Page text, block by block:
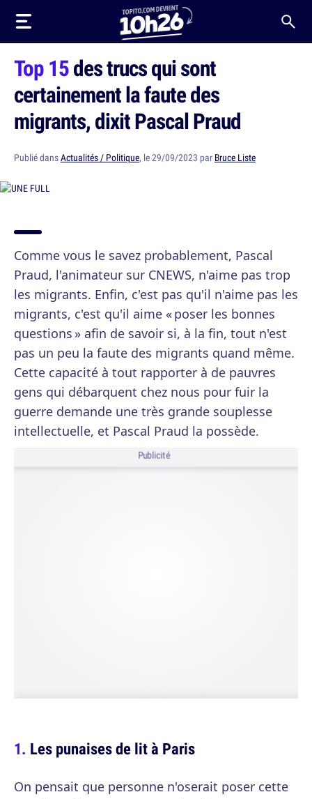
Top 15des trucs qui sont
certainement la faute des
migrants, dixit Pascal Praud
Publié dansActualités / Politique, le 29/09/2023 par Bruce Liste
Comme vous le savez probablement, Pascal
Praud, l'animateur sur CNEWS, n'aime pas trop
les migrants. Enfin, c'est pas qu'il n'aime pas les
migrants, c'est qu'il aime « poser les bonnes
questions » afin de savoir si, à la fin, tout n'est
pas un peu la faute des migrants quand même.
Cette capacité à tout rapporter à de pauvres
gens qui débarquent chez nous pour fuir la
guerre demande une très grande souplesse
intellectuelle, et Pascal Praud la possède.
Publicité
Les punaises de lit à Paris
On pensait que personne n'oserait poser cette